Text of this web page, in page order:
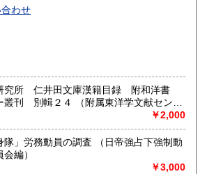
600円
600円 大分県 600円
600円 鹿児島県 600円
1,500円
わせ
を中心に学術書から一般書まで多数
囲碁・将棋本、美術書も多数陳列
鉄
3分) JRガード下
【年末年始休業期間】 2025年12
1月4日(日) 【営業再開日】 2026年1月5
業いたします。 休業期間中も、「日本の
のご注文は受け付けております。
週水曜日休みます。
究所 仁井田文庫漢籍目録 附和洋書
（附属東洋学文献センタ
￥2,000
員の調査 （日帝強占下強制動
編）
￥3,000